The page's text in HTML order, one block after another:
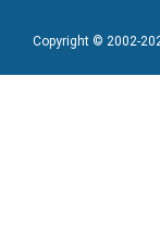
Copyright © 2002-